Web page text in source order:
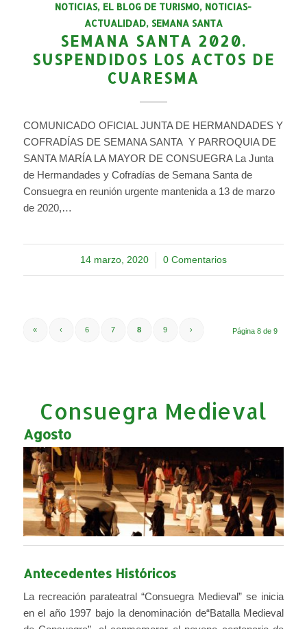
NOTICIAS, EL BLOG DE TURISMO, NOTICIAS-
ACTUALIDAD, SEMANA SANTA
SEMANA SANTA 2020.
SUSPENDIDOS LOS ACTOS DE
CUARESMA
COMUNICADO OFICIAL JUNTA DE HERMANDADES Y
COFRADÍAS DE SEMANA SANTA Y PARROQUIA DE
SANTA MARÍA LA MAYOR DE CONSUEGRA La Junta
de Hermandades y Cofradías de Semana Santa de
Consuegra en reunión urgente mantenida a 13 de marzo
de 2020,…
14 marzo, 2020
/ 0 Comentarios
Página 8 de 9
« ‹ 6 7 8 9 ›
Consuegra Medieval
Agosto
Antecedentes Históricos
La recreación parateatral “Consuegra Medieval” se inicia
en el año 1997 bajo la denominación de“Batalla Medieval